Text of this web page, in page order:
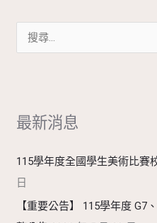
字
最新消息
115學年度全國學生美術比賽
日
【重要公告】 115學年度 G7